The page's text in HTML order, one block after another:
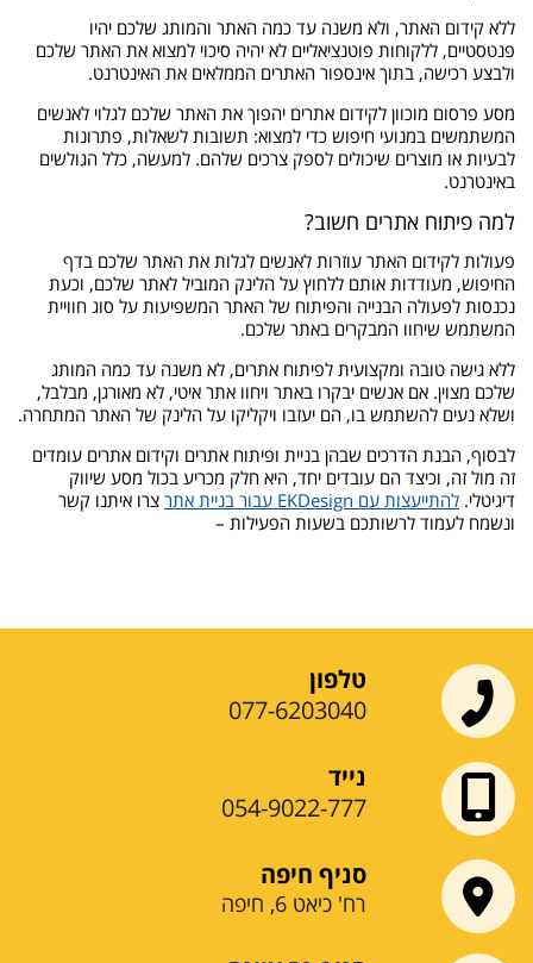
ללא קידום האתר, ולא משנה עד כמה האתר והמותג שלכם יהיו
פנטסטיים, ללקוחות פוטנציאליים לא יהיה סיכוי למצוא את האתר שלכם
ולבצע רכישה, בתוך אינספור האתרים הממלאים את האינטרנט.
מסע פרסום מוכוון לקידום אתרים יהפוך את האתר שלכם לגלוי לאנשים
המשתמשים במנועי חיפוש כדי למצוא: תשובות לשאלות, פתרונות
לבעיות או מוצרים שיכולים לספק צרכים שלהם. למעשה, כלל הגולשים
באינטרנט.
למה פיתוח אתרים חשוב?
פעולות לקידום האתר עוזרות לאנשים לגלות את האתר שלכם בדף
החיפוש, מעודדות אותם ללחוץ על הלינק המוביל לאתר שלכם, וכעת
נכנסות לפעולה הבנייה והפיתוח של האתר המשפיעות על סוג חוויית
המשתמש שיחוו המבקרים באתר שלכם.
ללא גישה טובה ומקצועית לפיתוח אתרים, לא משנה עד כמה המותג
שלכם מצוין. אם אנשים יבקרו באתר ויחוו אתר איטי, לא מאורגן, מבלבל,
ושלא נעים להשתמש בו, הם יעזבו ויקליקו על הלינק של האתר המתחרה.
לבסוף, הבנת הדרכים שבהן בניית ופיתוח אתרים וקידום אתרים עומדים
זה מול זה, וכיצד הם עובדים יחד, היא חלק מכריע בכול מסע שיווק
דיגיטלי. להתייעצות עם EKDesign עבור בניית אתר
צרו איתנו קשר
ונשמח לעמוד לרשותכם בשעות הפעילות –
טלפון
077-6203040
נייד
054-9022-777
סניף חיפה
רח' כיאט 6, חיפה